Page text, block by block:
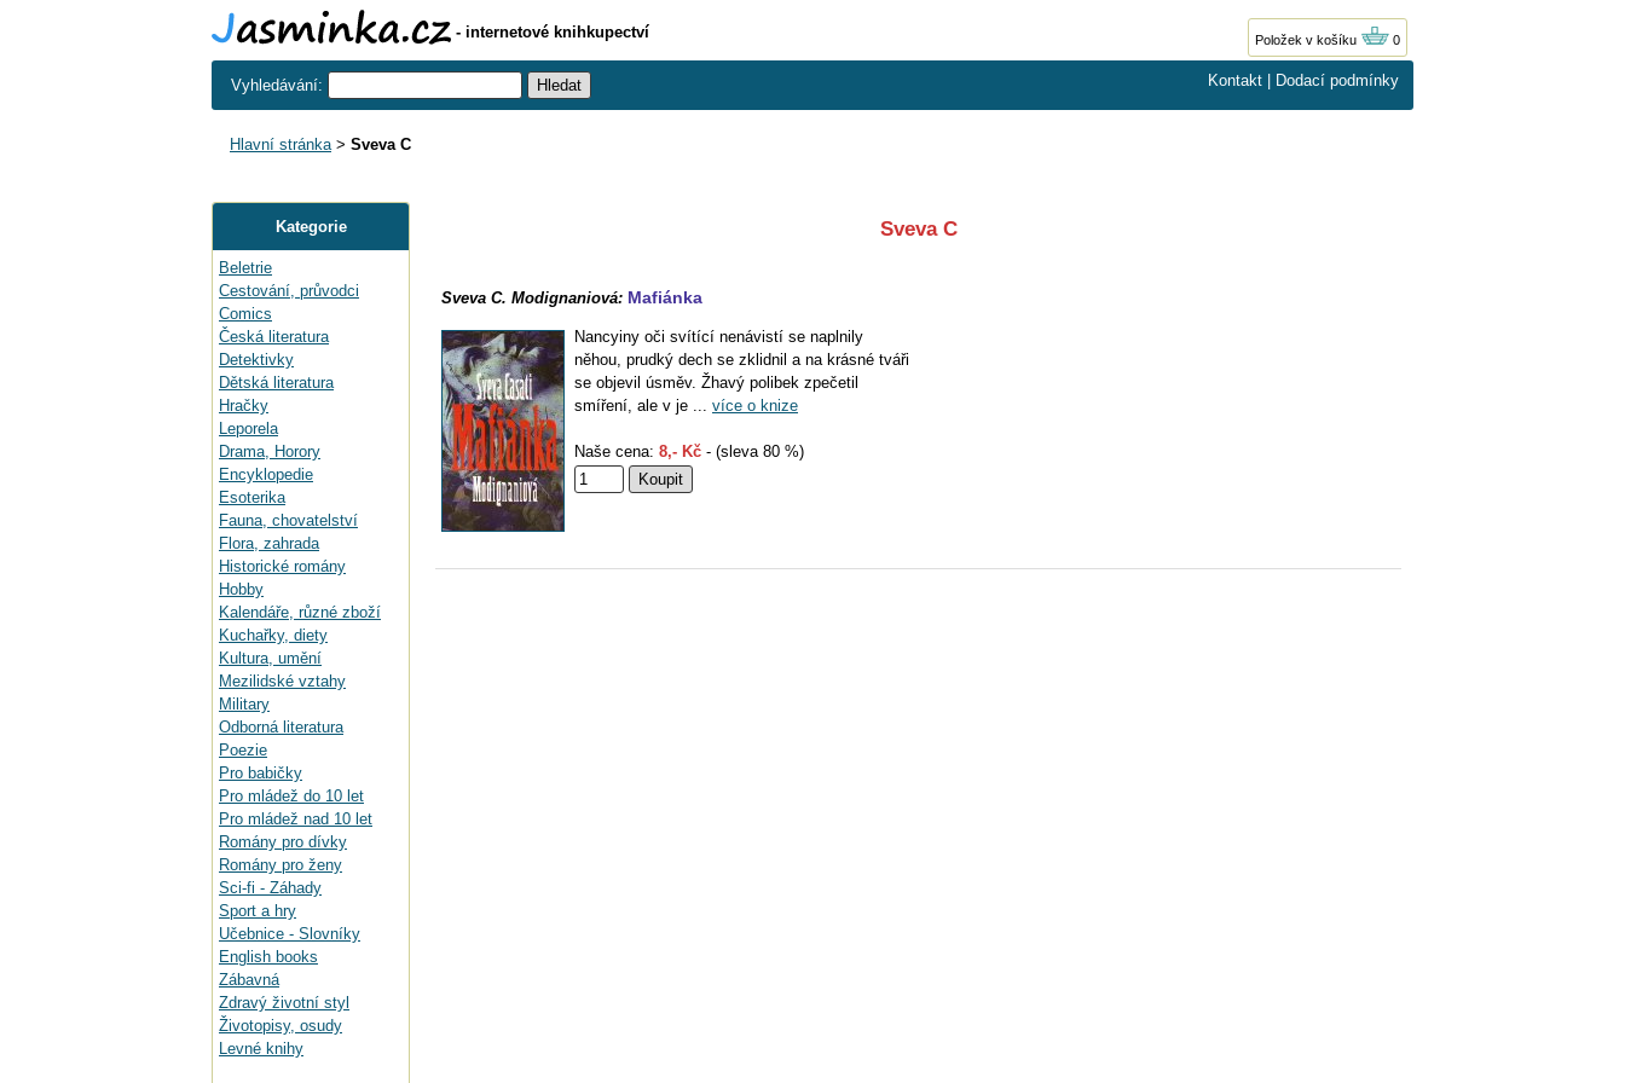
- internetové knihkupectví Položek v košíku 0
Vyhledávání: Kontakt Dodací podmínky
Hlavní stránka> Sveva C
Kategorie
Beletrie
Cestování, průvodci
Comics
Česká literatura
Detektivky
Dětská literatura
Hračky
Leporela
Drama, Horory
Encyklopedie
Esoterika
Fauna, chovatelství
Flora, zahrada
Historické romány
Hobby
Kalendáře, různé zboží
Kuchařky, diety
Kultura, umění
Mezilidské vztahy
Military
Odborná literatura
Poezie
Pro babičky
Pro mládež do 10 let
Pro mládež nad 10 let
Romány pro dívky
Romány pro ženy
Sci-fi - Záhady
Sport a hry
Učebnice - Slovníky
English books
Zábavná
Zdravý životní styl
Životopisy, osudy
Levné knihy
Sveva C
Sveva C. Modignaniová: Mafiánka
Nancyiny oči svítící nenávistí se naplnily
něhou, prudký dech se zklidnil a na krásné tváři
se objevil úsměv. Žhavý polibek zpečetil
smíření, ale v je ... více o knize
Naše cena: 8,- Kč - (sleva 80 %)